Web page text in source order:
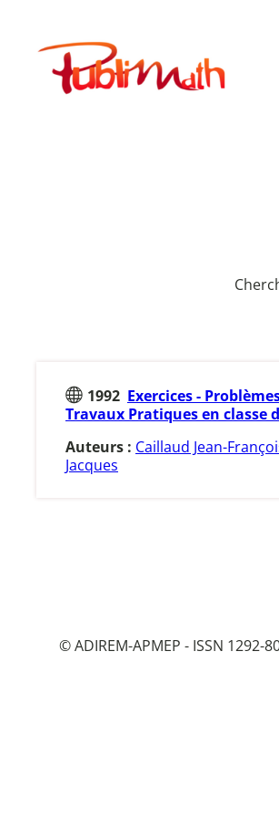
contenuPublimath
1992 Exercices -
Travaux Pratiques en classe
Auteurs : Caillaud Jean-
Jacques
© ADIREM-APMEP - ISSN 1292-